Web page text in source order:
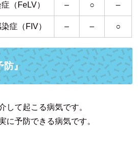
（FeLV） – ○ –
症（FIV） – – ○
防』
して起こる病気です。
に予防できる病気です。